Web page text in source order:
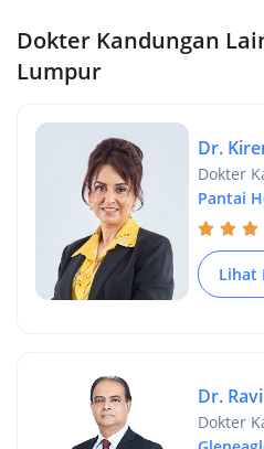
Dokter Kandungan
Lumpur
Dr.
Dokter
Pantai
Lihat
Dr.
Dokter